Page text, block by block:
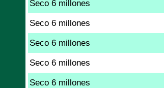
Seco 6 millones
Seco 6 millones
Seco 6 millones
Seco 6 millones
Seco 6 millones